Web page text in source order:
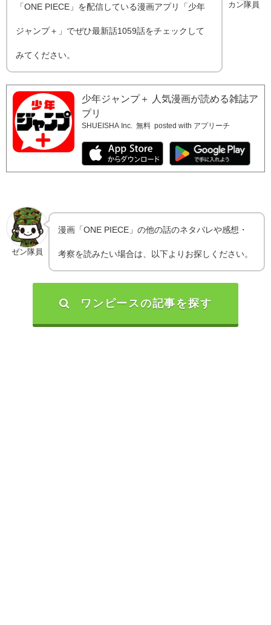
カン隊員
「ONE PIECE」を配信している漫画アプリ「少年
ジャンプ＋」でぜひ最新話1059話をチェックして
みてください。
少年ジャンプ＋ 人気漫画が読める雑誌ア
プリ
SHUEISHA Inc. 無料 posted with アプリーチ
ゼン隊員
漫画「ONE PIECE」の他の話のネタバレや感想・
考察を読みたい場合は、以下よりお探しください。
ワンピースの記事を探す